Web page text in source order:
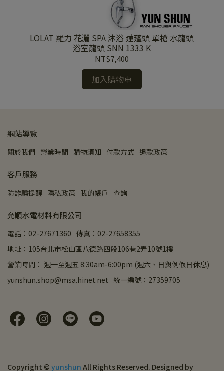
LOLAT 羅力 花灑 SPA 沐浴 蓮蓬頭 單槍 水龍頭
浴室龍頭 SNN 1333 K
NT$7,400
加入購物車
網站導覽
關於我們 營業時間 購物須知 付款方式 退款政策
客戶服務
防詐騙提醒 隱私政策 我的帳戶 查詢
允順水電材料有限公司
電話：02-27671360 傳真：02-27658355
地址：105台北市松山區八德路四段106巷2弄10號1樓
營業時間： 週一至週五 8:30am-6:00pm (週六、日與例假日休息)
yunshun.shop@msa.hinet.net 統一編號：27359705
Copyright © yunshun All Rights Reserved. Designed by